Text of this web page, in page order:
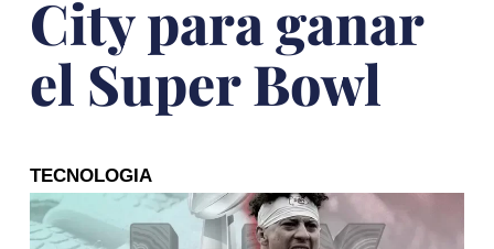
City para ganar
el Super Bowl
TECNOLOGIA